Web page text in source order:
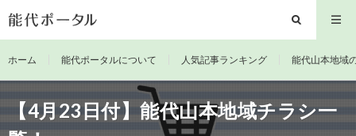
ホーム 能代ポータルについて 人気記事ランキング 能代山本地域
【4月23日付】能代山本地域チラシ一